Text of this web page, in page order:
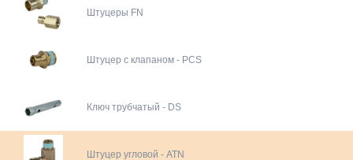
Штуцеры FN
Штуцер с клапаном - PCS
Ключ трубчатый - DS
Штуцер угловой - ATN